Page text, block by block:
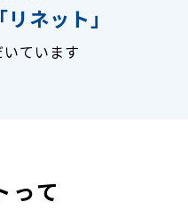
「リネット」
ています
って